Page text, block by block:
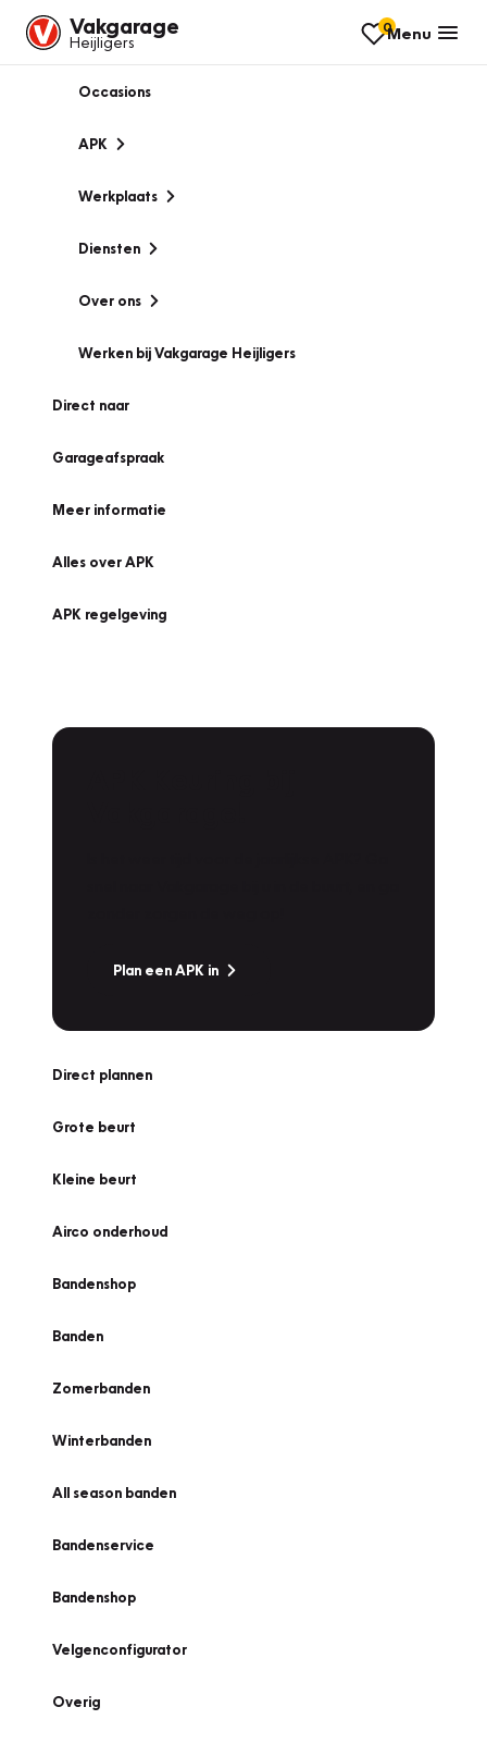
Vakgarage
Heijligers
0Menu
Occasions
APK
Werkplaats
Diensten
Over ons
Werken bij Vakgarage Heijligers
Direct naar
Garageafspraak
Meer informatie
Alles over APK
APK regelgeving
Plan een APK in
Direct plannen
Grote beurt
Kleine beurt
Airco onderhoud
Bandenshop
Banden
Zomerbanden
Winterbanden
All season banden
Bandenservice
Bandenshop
Velgenconfigurator
Overig